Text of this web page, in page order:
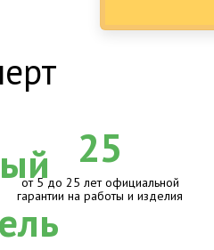
25
от 5 до 25 лет официальной
гарантии на работы и изделия